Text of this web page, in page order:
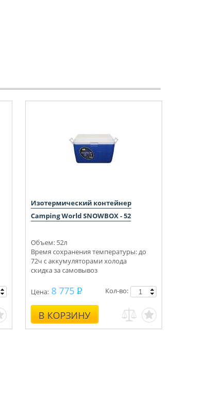
Изотермический контейнер
Camping World SNOWBOX - 52
Объем: 52л
Время сохранения температуры: до
72ч с аккумуляторами холода
скидка за самовывоз
Цена: 8 775
В КОРЗИНУ
Кол-во: